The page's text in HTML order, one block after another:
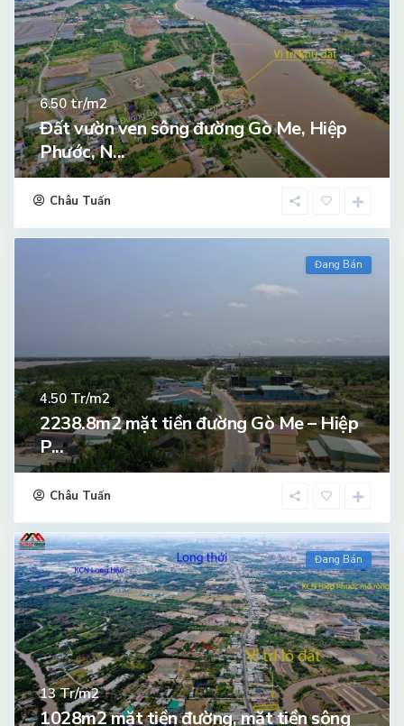
6.50tr/m2
Đất vườn ven sông đường Gò Me, Hiệp
Phước, N...
Châu Tuấn
Đang Bán
4.50Tr/m2
2238.8m2 mặt tiền đường Gò Me – Hiệp
P...
Châu Tuấn
Đang Bán
13Tr/m2
1028m2 mặt tiền đường, mặt tiền sông